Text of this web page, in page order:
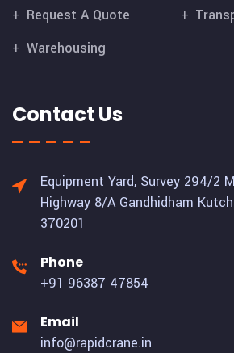
Request A Quote
Warehousing
Contact Us
Equipment Yard, Survey 294/2
Highway 8/A Gandhidham
370201
Phone
+91 96387 47854
Email
info@rapidcrane.in